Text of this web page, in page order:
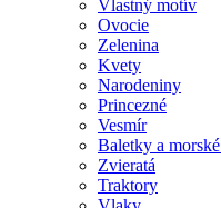
Vlastný motív
Ovocie
Zelenina
Kvety
Narodeniny
Princezné
Vesmír
Baletky a
Zvieratá
Traktory